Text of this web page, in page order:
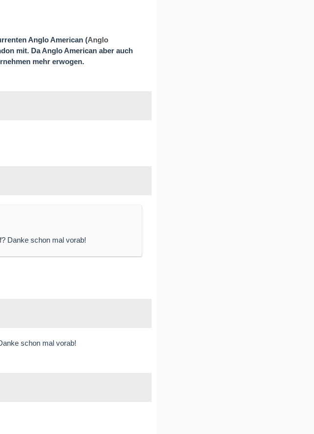
Anglo American (Anglo
mit. Da Anglo American aber auch
mehr erwogen.
Danke schon mal vorab!
schon mal vorab!